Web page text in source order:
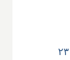
شرکت‌های نفتی از دیروز تا فردا ۲۳